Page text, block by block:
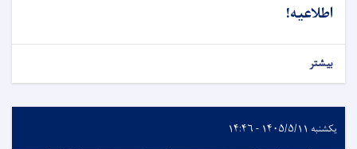
اطلاعیه!
بیشتر
یکشنبه ۱۴۰۵/۵/۱۱ - ۱۴:۴۶